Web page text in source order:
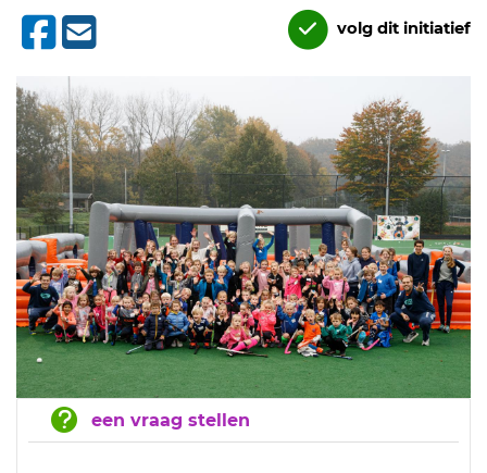
volg dit initiatief
een vraag stellen